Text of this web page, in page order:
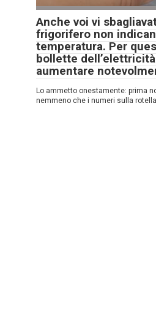
Anche voi vi
frigorifero non
temperatura. Per
bollette
aumentare
Lo ammetto onestamente: prima
nemmeno che i numeri sulla